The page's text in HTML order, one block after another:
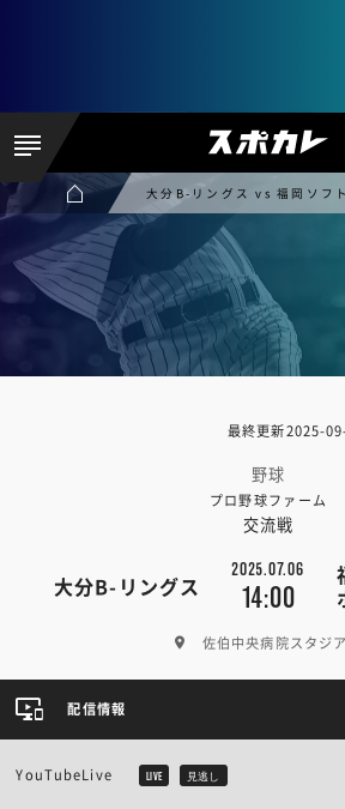
大分B-リングス vs 福岡ソフ
最終更新2025-
野球
プロ野球ファーム
交流戦
大分B-リングス
2025.07.06
14:00
佐伯中央病院スタジ
配信情報
YouTubeLive LIVE 見逃し